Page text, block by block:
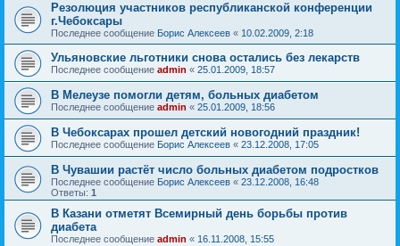
Резолюция участников республиканской конференции
г.Чебоксары
Последнее сообщение Борис Алексеев « 10.02.2009, 2:18
Ульяновские льготники снова остались без лекарств
Последнее сообщение admin « 25.01.2009, 18:57
В Мелеузе помогли детям, больных диабетом
Последнее сообщение admin « 25.01.2009, 18:56
В Чебоксарах прошел детский новогодний праздник!
Последнее сообщение Борис Алексеев « 23.12.2008, 17:05
В Чувашии растёт число больных диабетом подростков
Последнее сообщение Борис Алексеев « 23.12.2008, 16:48
Ответы: 1
В Казани отметят Всемирный день борьбы против
диабета
Последнее сообщение admin « 16.11.2008, 15:55